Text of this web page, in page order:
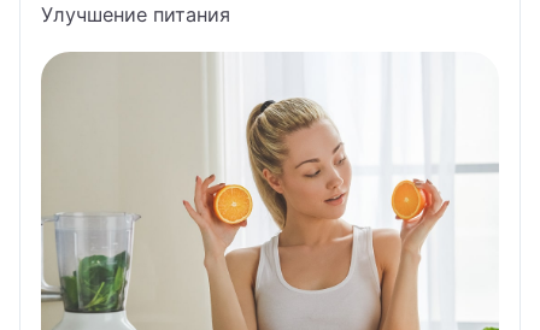
Улучшение питания